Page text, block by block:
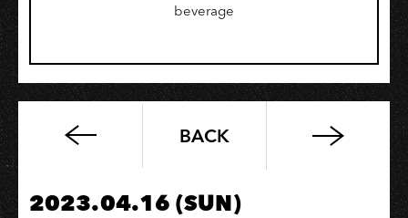
beverage
「Tomy
Taiwan
tour
BACK
2023.04.16 (SUN)